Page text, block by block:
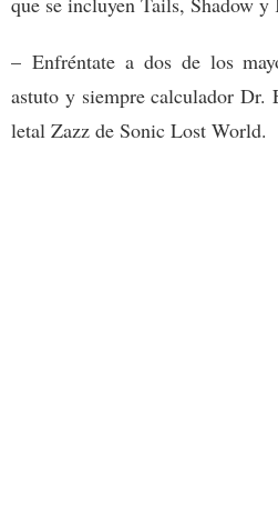
– Enfréntate a dos de los
astuto y siempre calculador Dr.
letal Zazz de Sonic Lost World.